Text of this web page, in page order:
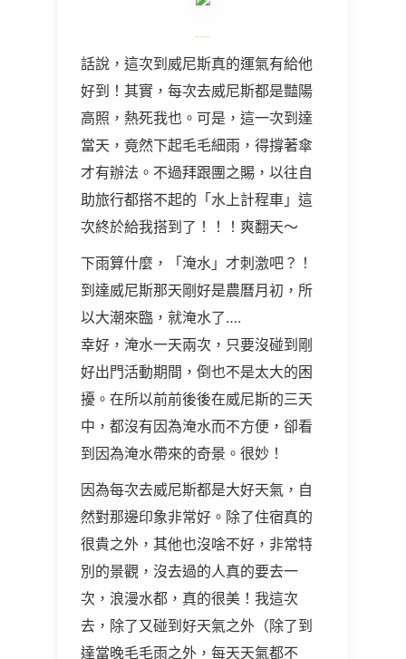
話說，這次到威尼斯真的運氣有給他
好到！其實，每次去威尼斯都是豔陽
高照，熱死我也。可是，這一次到達
當天，竟然下起毛毛細雨，得撐著傘
才有辦法。不過拜跟團之賜，以往自
助旅行都搭不起的「水上計程車」這
次終於給我搭到了！！！爽翻天～
下雨算什麼，「淹水」才刺激吧？！
到達威尼斯那天剛好是農曆月初，所
以大潮來臨，就淹水了….
幸好，淹水一天兩次，只要沒碰到剛
好出門活動期間，倒也不是太大的困
擾。在所以前前後後在威尼斯的三天
中，都沒有因為淹水而不方便，卻看
到因為淹水帶來的奇景。很妙！
因為每次去威尼斯都是大好天氣，自
然對那邊印象非常好。除了住宿真的
很貴之外，其他也沒啥不好，非常特
別的景觀，沒去過的人真的要去一
次，浪漫水都，真的很美！我這次
去，除了又碰到好天氣之外（除了到
達當晚毛毛雨之外，每天天氣都不